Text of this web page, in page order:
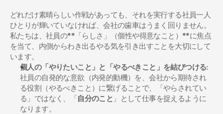
どれだけ素晴らしい作戦があっても、それを実行する社員一人
ひとりが輝いていなければ、会社の歯車はうまく回りません。
私たちは、社員の**「らしさ」（個性や得意なこと）**に焦点
を当て、内側からわき出るやる気を引き出すことを大切にして
います。
個人の「やりたいこと」と「やるべきこと」を結びつける:
社員の自発的な意欲（内発的動機）を、会社から期待され
る役割（やるべきこと）に繋げることで、「やらされてい
る」ではなく、「自分のこと 」として仕事を捉えるように
なります。